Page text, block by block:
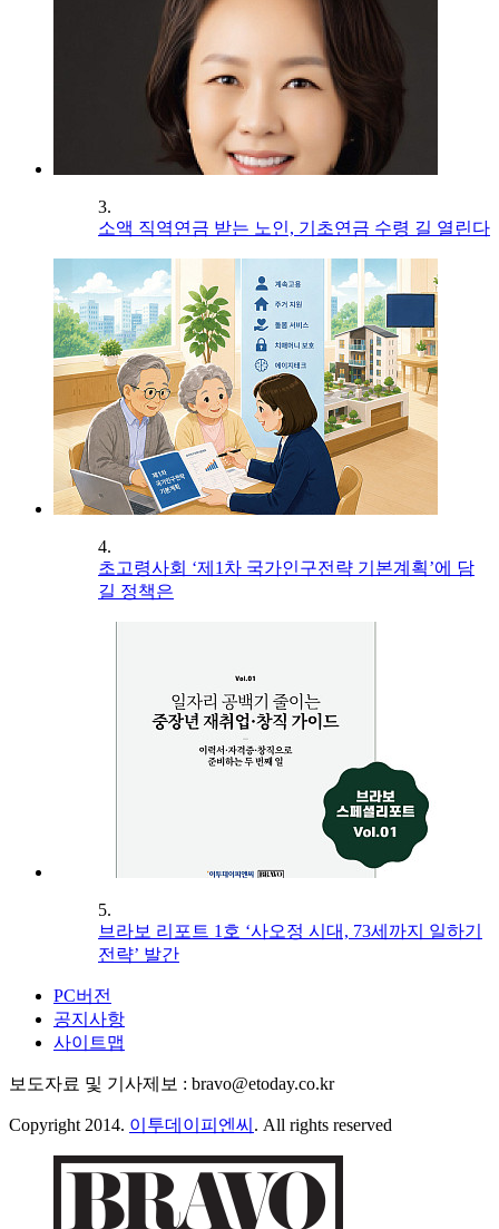
3.
소액 직역연금 받는 노인, 기초연금 수령 길 열린다
4.
초고령사회 ‘제1차 국가인구전략 기본계획’에 담
길 정책은
5.
브라보 리포트 1호 ‘사오정 시대, 73세까지 일하기
전략’ 발간
PC버전
공지사항
사이트맵
보도자료 및 기사제보 : bravo@etoday.co.kr
Copyright 2014. 이투데이피엔씨 . All rights reserved